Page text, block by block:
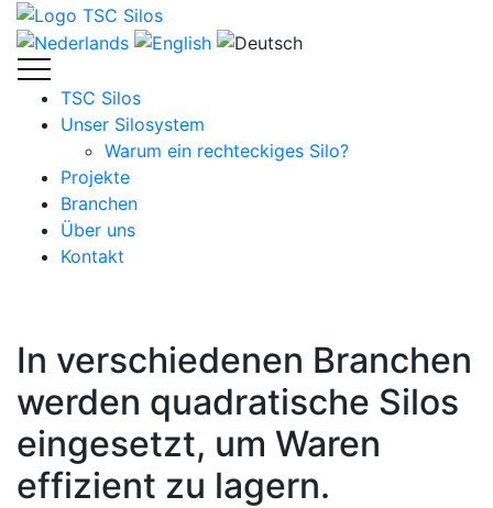
TSC Silos
Unser Silosystem
Warum ein rechteckiges Silo?
Projekte
Branchen
Über uns
Kontakt
In verschiedenen Branchen
werden quadratische Silos
eingesetzt, um Waren
effizient zu lagern.